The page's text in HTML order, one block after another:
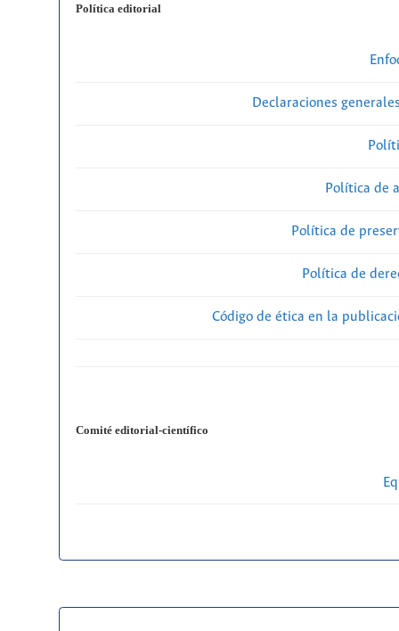
Política editorial
Declaraciones
Política de
Política de
Política de
Código de ética en la
Comité editorial-científico